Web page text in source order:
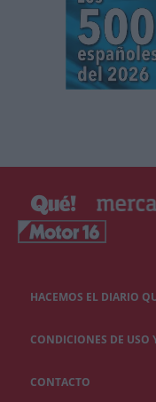
HACEMOS EL DIARIO
CONDICIONES DE USO
CONTACTO